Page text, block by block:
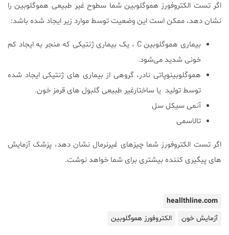
اگر تست الکتروفورز هموگلوبین شما سطوح غیر طبیعی هموگلوبین را
نشان دهد، ممکن است این وضعیت توسط موارد زیر ایجاد شده باشد:
بیماری هموگلوبین C ، یک بیماری ژنتیکی که منجر به ایجاد کم
خونی شدید می‌شود.
هموگلوبینوپاتی نادر، گروهی از بیماری های ژنتیکی ایجاد شده
توسط تولید یا ساختارغیر طبیعی گلبول های قرمز خون.
آنمی سیکل سل
تالاسمی
اگر تست الکتروفورز شما چیزهای غیرنرمال نشان دهد، پزشک آزمایش
های پیگیری کننده بیشتری برای شما خواهد نوشت.
heallthline.com
آزمایش خون
الکتروفورز هموگلوبین